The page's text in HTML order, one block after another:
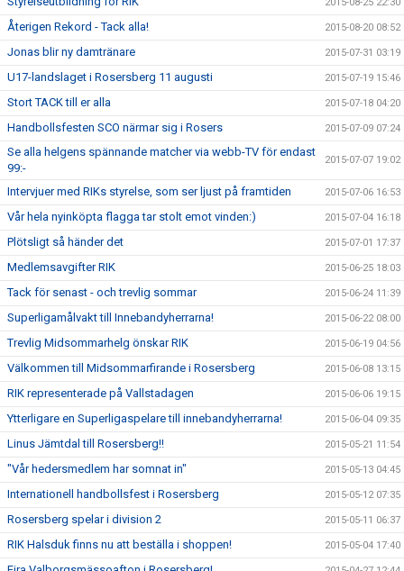
Återigen Rekord - Tack alla! 2015-08-20 08:52
Jonas blir ny damtränare 2015-07-31 03:19
U17-landslaget i Rosersberg 11 augusti 2015-07-19 15:46
Stort TACK till er alla 2015-07-18 04:20
Handbollsfesten SCO närmar sig i Rosers 2015-07-09 07:24
Se alla helgens spännande matcher via webb-TV för endast
99:-
2015-07-07 19:02
Intervjuer med RIKs styrelse, som ser ljust på framtiden 2015-07-06 16:53
Vår hela nyinköpta flagga tar stolt emot vinden:) 2015-07-04 16:18
Plötsligt så händer det 2015-07-01 17:37
Medlemsavgifter RIK 2015-06-25 18:03
Tack för senast - och trevlig sommar 2015-06-24 11:39
Superligamålvakt till Innebandyherrarna! 2015-06-22 08:00
Trevlig Midsommarhelg önskar RIK 2015-06-19 04:56
Välkommen till Midsommarfirande i Rosersberg 2015-06-08 13:15
RIK representerade på Vallstadagen 2015-06-06 19:15
Ytterligare en Superligaspelare till innebandyherrarna! 2015-06-04 09:35
Linus Jämtdal till Rosersberg!! 2015-05-21 11:54
"Vår hedersmedlem har somnat in" 2015-05-13 04:45
Internationell handbollsfest i Rosersberg 2015-05-12 07:35
Rosersberg spelar i division 2 2015-05-11 06:37
RIK Halsduk finns nu att beställa i shoppen! 2015-05-04 17:40